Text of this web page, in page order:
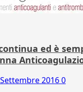
ed è
20160